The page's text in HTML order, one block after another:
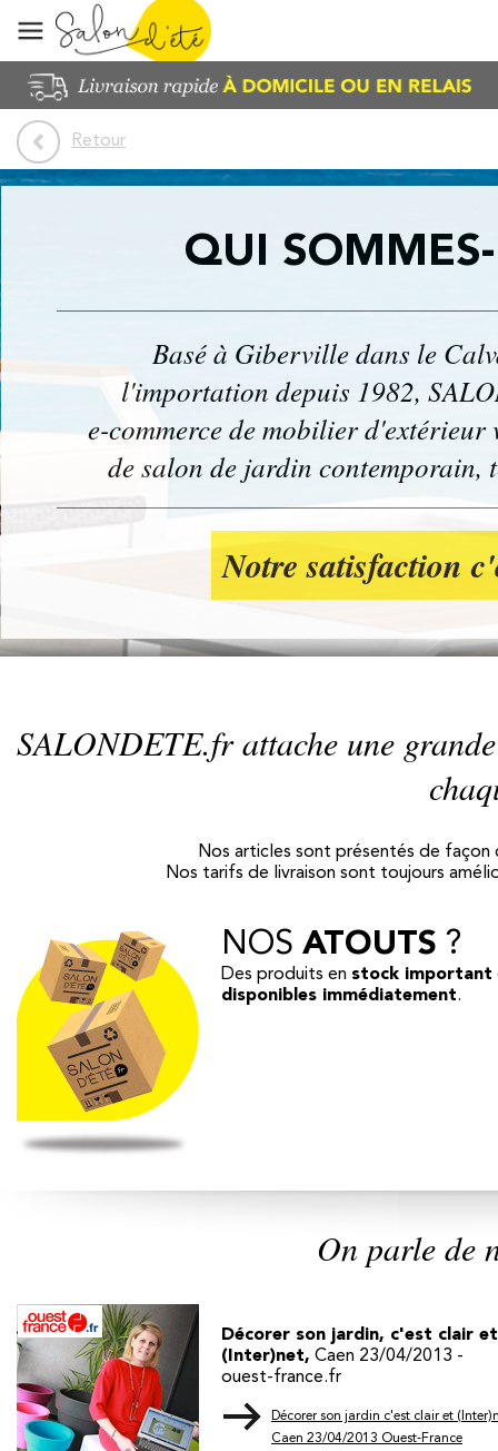
Retour
QUI
Basé à Giberville dans le
l'importation depuis 1982,
e-commerce de mobilier d'extérieur
de salon de jardin contemporain,
Notre satisfaction
SALONDETE.frattache une
Nos articles sont présentés de
Nos tarifs de livraison sont toujours
NOS ATOUTS ?
Des produits en stock important
disponibles immédiatement.
On parle de
Décorer son jardin, c'est clair
(Inter)net, Caen 23/04/2013 -
ouest-france.fr
Décorer son jardin c'est clair et
Caen 23/04/2013 Ouest-France